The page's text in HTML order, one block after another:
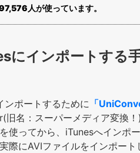
人が使っています。
にインポートする
ンポートするために 「
名：スーパーメディア変換
使ってから、iTunesへインポ
際にAVIファイルをインポート